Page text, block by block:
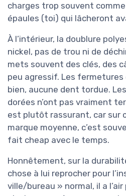
charges trop souvent
épaules (toi) qui lâcheront
À l’intérieur, la doublure
nickel, pas de trou ni de
mets souvent des clés, des
peu agressif. Les
bien, aucune dent tordue.
dorées n’ont pas vraiment
est plutôt rassurant, car sur
marque moyenne, c’est
fait cheap avec le temps.
Honnêtement, sur la
chose à lui reprocher pour
ville/bureau » normal, il a